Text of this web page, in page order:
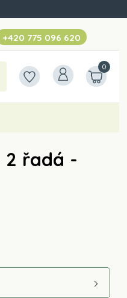
+420 775 096 620
0
2 řadá -